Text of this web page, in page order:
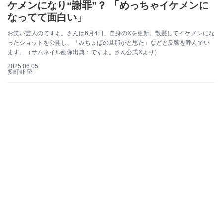
ケメンになり“謝罪”？ 「めっちゃイケメンに
なってて面白い」
お笑い芸人のですよ。さんは6月4日、自身のXを更新。散髪してイケメンにな
ったショットを公開し、「みちょぱの旦那かと思た」などと反響を呼んでい
ます。（サムネイル画像出典：ですよ。さん公式Xより）
2025.06.05
多町野 望